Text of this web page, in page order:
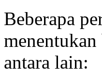
Beberapa
antara lain: